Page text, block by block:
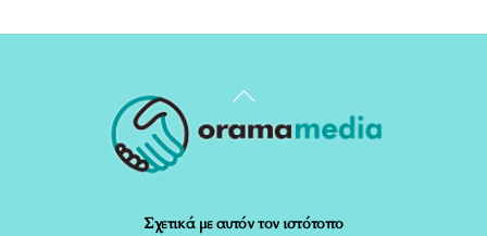
Back
To
Σχετικά με αυτόν τον ιστότοπο